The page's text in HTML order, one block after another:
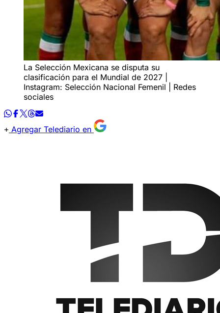
La Selección Mexicana se disputa su
clasificación para el Mundial de 2027 |
Instagram: Selección Nacional Femenil | Redes
sociales
Agregar Telediario en